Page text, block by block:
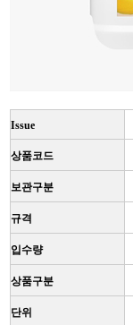
Issue
상품코드
보관구분
규격
입수량
상품구분
단위